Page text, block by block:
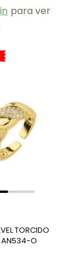
para ver
TORCIDO
AN534-O